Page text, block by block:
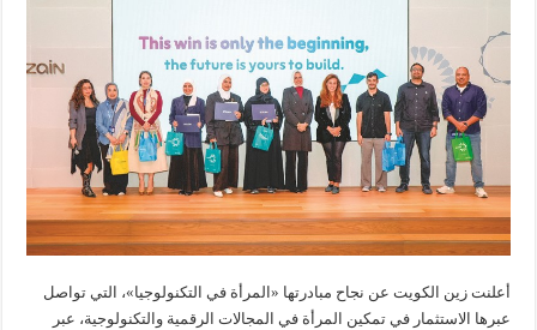
أعلنت زين الكويت عن نجاح مبادرتها «المرأة في التكنولوجيا»، التي تواصل
عبرها الاستثمار في تمكين المرأة في المجالات الرقمية والتكنولوجية، عبر